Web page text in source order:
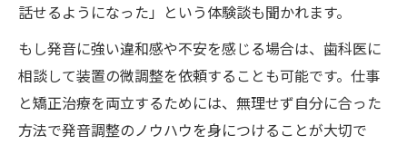
話せるようになった」という体験談も聞かれます。
もし発音に強い違和感や不安を感じる場合は、歯科医に
相談して装置の微調整を依頼することも可能です。仕事
と矯正治療を両立するためには、無理せず自分に合った
方法で発音調整のノウハウを身につけることが大切で